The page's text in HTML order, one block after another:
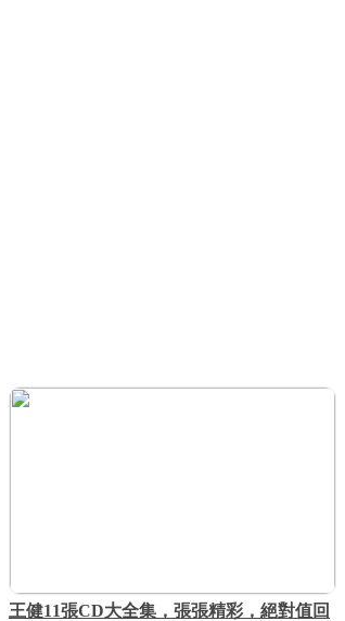
王健11張CD大全集，張張精彩，絕對值回